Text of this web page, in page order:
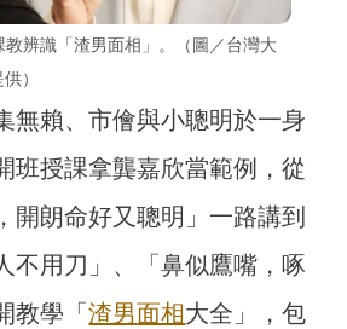
教辨識「渣男面相」。（圖／台灣大
）
無賴、市儈與小聰明於一身
班授課拿龔嘉欣當範例，從
開朗命好又聰明」一路講到
不用刀」、「鼻似鷹嘴，啄
教學「渣男面相大全」，包